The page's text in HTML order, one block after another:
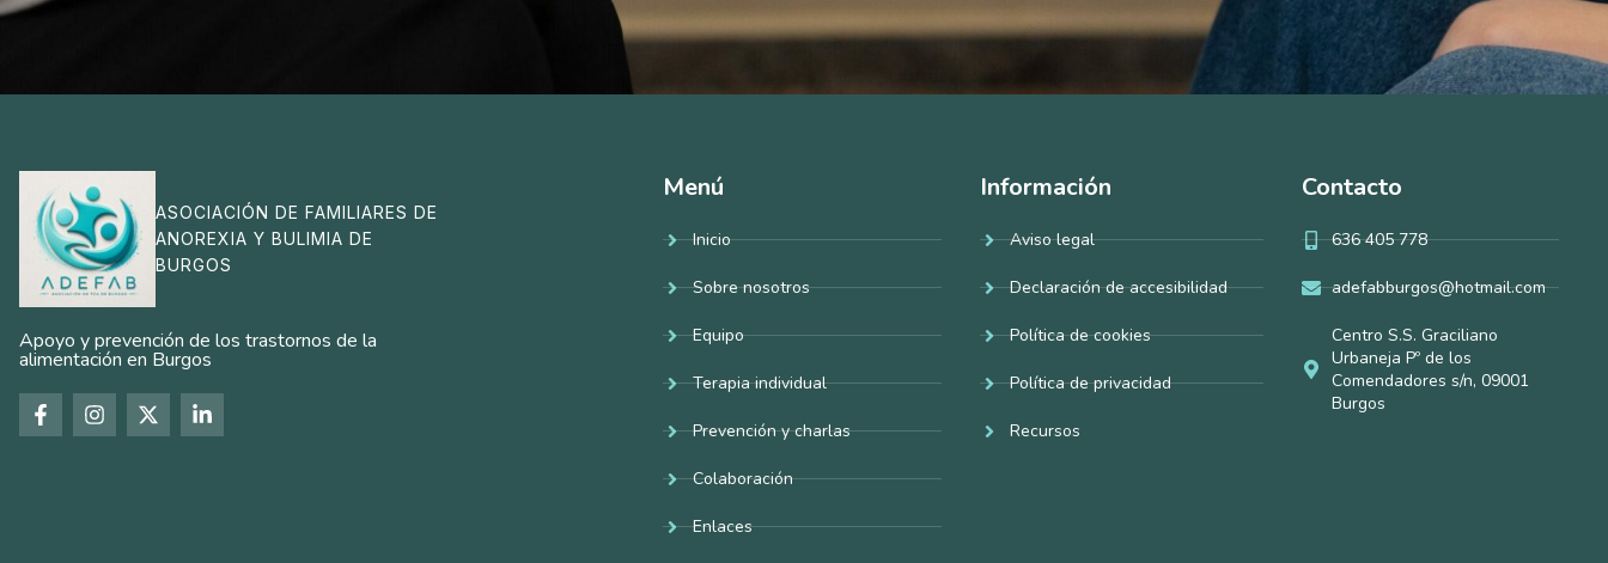
ASOCIACIÓN DE FAMILIARES DE
ANOREXIA Y BULIMIA DE
BURGOS
Apoyo y prevención de los trastornos de la
alimentación en Burgos
Menú
Inicio
Sobre nosotros
Equipo
Terapia individual
Prevención y charlas
Colaboración
Enlaces
Información
Aviso legal
Declaración de accesibilidad
Política de cookies
Política de privacidad
Recursos
Contacto
636 405 778
adefabburgos@hotmail.com
Centro S.S. Graciliano
Urbaneja Pº de los
Comendadores s/n, 09001
Burgos